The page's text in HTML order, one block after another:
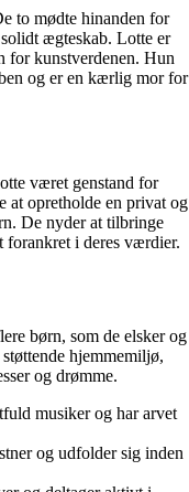
to mødte hinanden for
ægteskab. Lotte er
for kunstverdenen. Hun
og er en kærlig mor for
været genstand for
at opretholde en privat og
De nyder at tilbringe
forankret i deres værdier.
børn, som de elsker og
hjemmemiljø,
og drømme.
musiker og har arvet
og udfolder sig inden